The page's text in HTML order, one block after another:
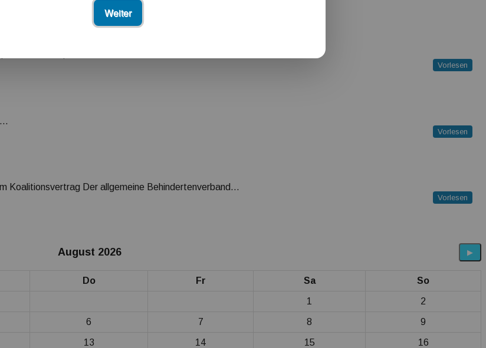
Einsatz von Polizisten
Dennis Riehle, kommentiert…
Vorlesen
Vorlesen
Koalitionsvertrag Der allgemeine Behindertenverband…
Vorlesen
August 2026 ▶
Do Fr Sa So
1 2
6 7 8 9
13 14 15 16
Weiter